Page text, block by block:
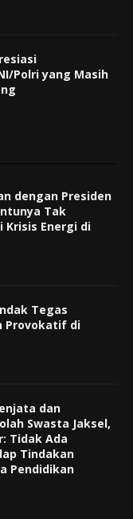
Polri yang Masih
dengan Presiden
Tak
Krisis Energi di
Tegas
Provokatif di
dan
Swasta Jaksel,
Tidak Ada
Tindakan
Pendidikan